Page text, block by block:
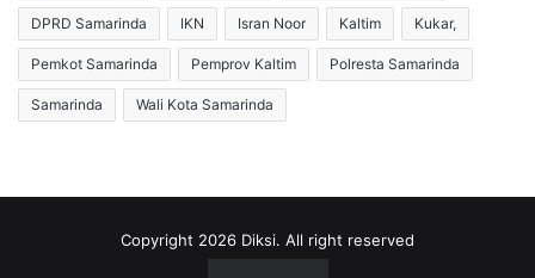
u
k
:
DPRD Samarinda IKN Isran Noor Kaltim Kukar,
Pemkot Samarinda Pemprov Kaltim Polresta Samarinda
Samarinda Wali Kota Samarinda
Copyright 2026 Diksi. All right reserved